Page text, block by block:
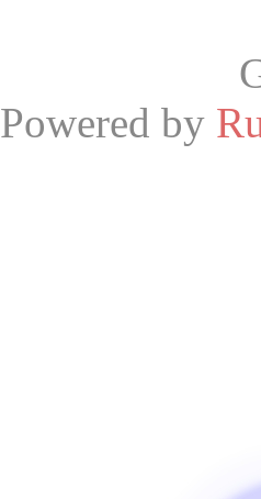
Powered by